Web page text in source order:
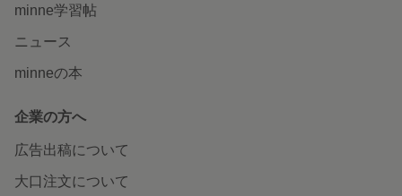
minne学習帖
ニュース
minneの本
企業の方へ
広告出稿について
大口注文について